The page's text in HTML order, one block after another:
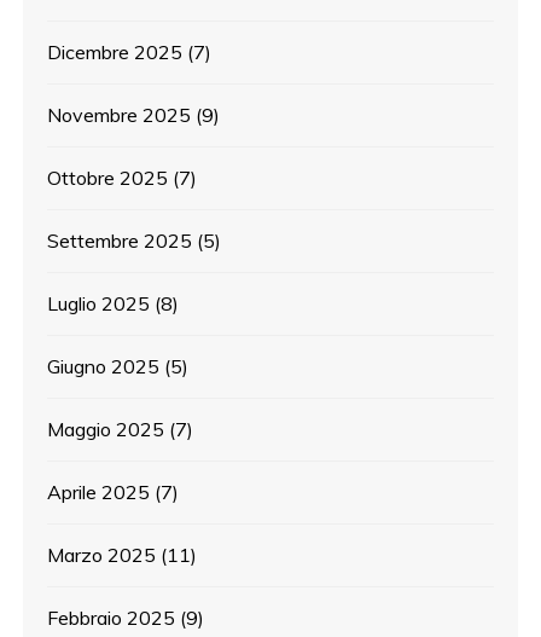
Dicembre 2025 (7)
Novembre 2025 (9)
Ottobre 2025 (7)
Settembre 2025 (5)
Luglio 2025 (8)
Giugno 2025 (5)
Maggio 2025 (7)
Aprile 2025 (7)
Marzo 2025 (11)
Febbraio 2025 (9)